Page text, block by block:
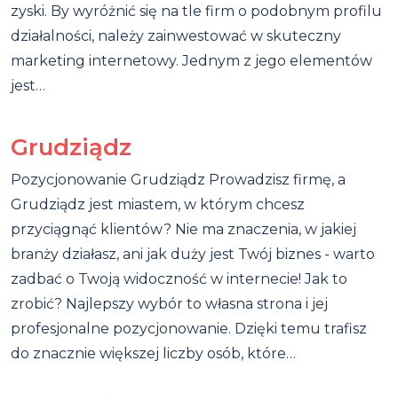
zyski. By wyróżnić się na tle firm o podobnym profilu
działalności, należy zainwestować w skuteczny
marketing internetowy. Jednym z jego elementów
jest…
Grudziądz
Pozycjonowanie Grudziądz Prowadzisz firmę, a
Grudziądz jest miastem, w którym chcesz
przyciągnąć klientów? Nie ma znaczenia, w jakiej
branży działasz, ani jak duży jest Twój biznes - warto
zadbać o Twoją widoczność w internecie! Jak to
zrobić? Najlepszy wybór to własna strona i jej
profesjonalne pozycjonowanie. Dzięki temu trafisz
do znacznie większej liczby osób, które…